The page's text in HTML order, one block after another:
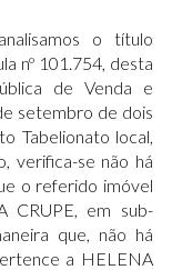
o título
nº 101.754, desta
de Venda e
setembro de dois
Tabelionato local,
verifica-se não há
o referido imóvel
CRUPE, em sub-
que, não há
a HELENA